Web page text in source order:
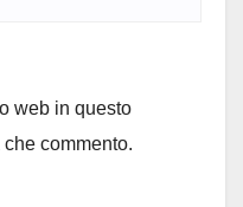
web in questo
commento.